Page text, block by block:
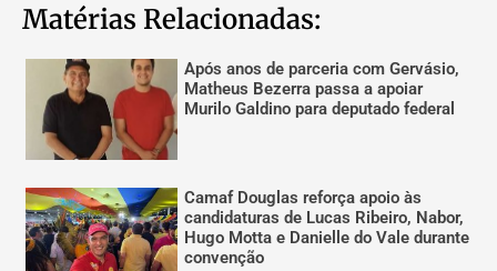
Matérias Relacionadas:
Após anos de parceria com Gervásio,
Matheus Bezerra passa a apoiar
Murilo Galdino para deputado federal
Camaf Douglas reforça apoio às
candidaturas de Lucas Ribeiro, Nabor,
Hugo Motta e Danielle do Vale durante
convenção